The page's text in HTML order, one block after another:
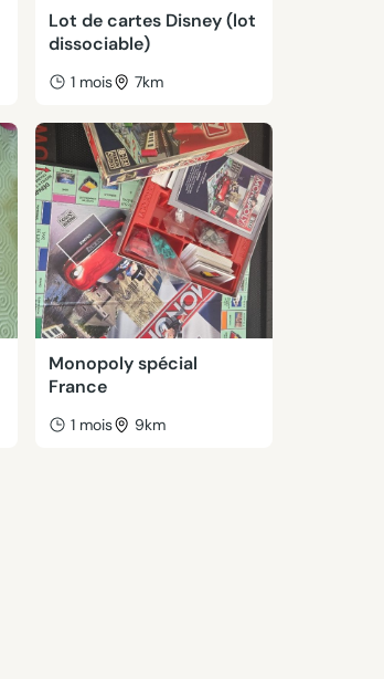
Lot de cartes Disney (lot
dissociable)
1 mois 7km
Monopoly spécial
France
1 mois 9km